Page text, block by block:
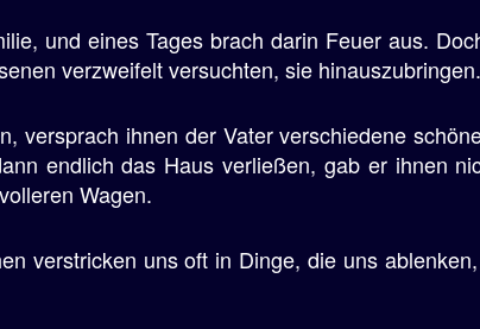
und eines Tages brach darin Feuer aus.
verzweifelt versuchten, sie hinauszubringen.
versprach ihnen der Vater verschiedene
endlich das Haus verließen, gab er ihnen
Wagen.
verstricken uns oft in Dinge, die uns